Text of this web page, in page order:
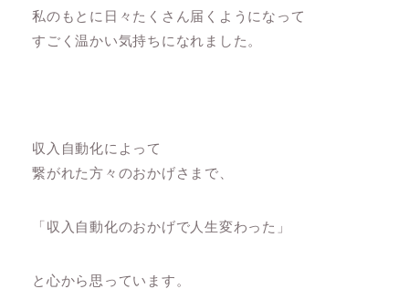
私のもとに日々たくさん届くようになって
すごく温かい気持ちになれました。
収入自動化によって
繋がれた方々のおかげさまで、
「収入自動化のおかげで人生変わった」
と心から思っています。